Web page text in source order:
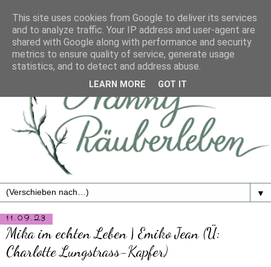
▼
11.09.23
Mika im echten Leben | Emiko Jean (Ü:
Charlotte Lungstrass-Kapfer)
This site uses cookies from Google to deliver its services
and to analyze traffic. Your IP address and user-agent are
shared with Google along with performance and security
metrics to ensure quality of service, generate usage
statistics, and to detect and address abuse.
LEARN MORE GOT IT